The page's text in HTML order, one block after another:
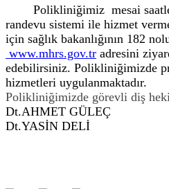
Polikliniğimiz mesai
randevu sistemi ile hizmet
için sağlık bakanlığının 182
www.mhrs.gov.tr adresini
edebilirsiniz. Polikliniğimizde
hizmetleri uygulanmaktadır.
Polikliniğimizde görevli diş
Dt.AHMET GÜLEÇ
Dt.YASİN DELİ